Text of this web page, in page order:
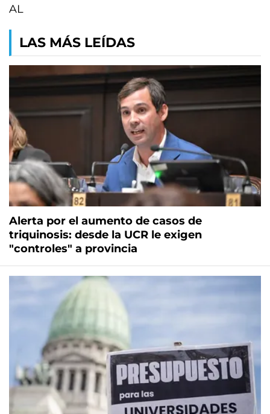
AL
LAS MÁS LEÍDAS
Alerta por el aumento de casos de
triquinosis: desde la UCR le exigen
"controles" a provincia